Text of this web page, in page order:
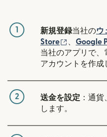
1 新規登録当社のウ
Store
（別ウィ
、 Google
当社のアプリで、
アカウントを作成
2 送金を設定 ：通
します。